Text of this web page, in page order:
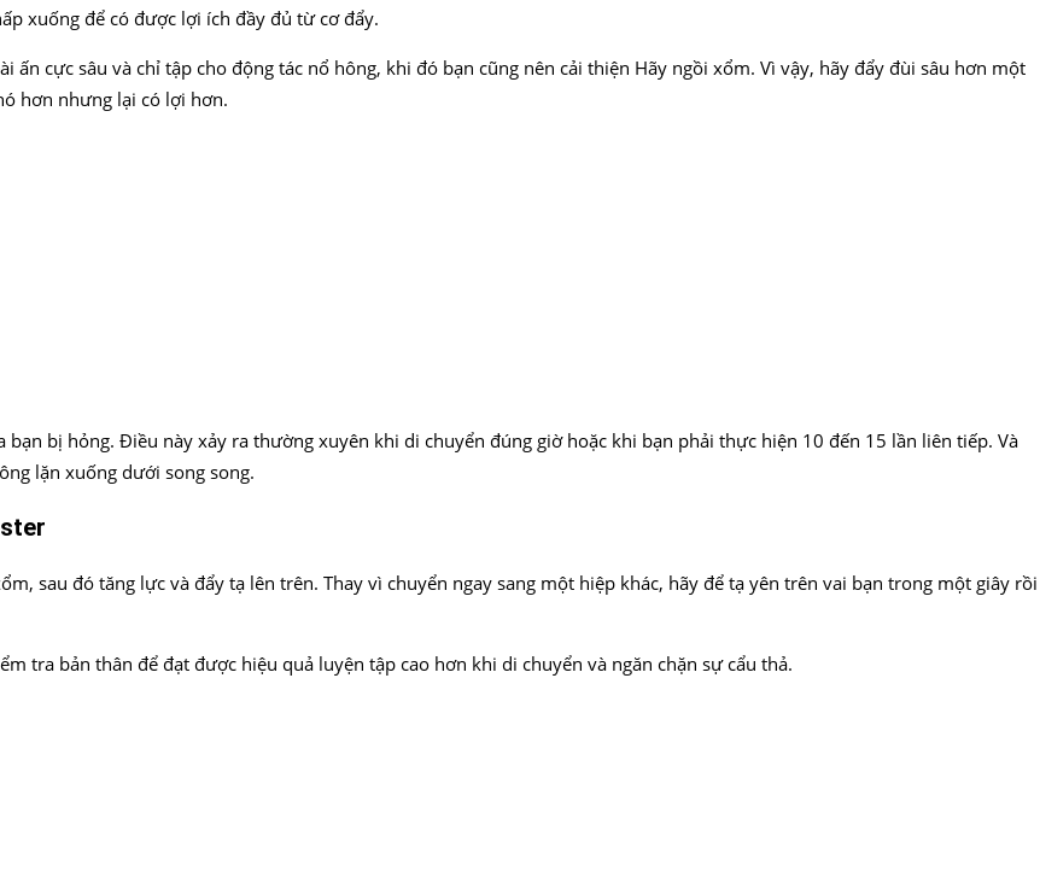
xuống để có được lợi ích đầy đủ từ cơ đẩy.
ấn cực sâu và chỉ tập cho động tác nổ hông, khi đó bạn cũng nên cải thiện Hãy ngồi xổm. Vì vậy, hãy đẩy đùi sâu hơn một
hơn nhưng lại có lợi hơn.
bị hỏng. Điều này xảy ra thường xuyên khi di chuyển đúng giờ hoặc khi bạn phải thực hiện 10 đến 15 lần liên tiếp. Và
lặn xuống dưới song song.
sau đó tăng lực và đẩy tạ lên trên. Thay vì chuyển ngay sang một hiệp khác, hãy để tạ yên trên vai bạn trong một giây rồi
tra bản thân để đạt được hiệu quả luyện tập cao hơn khi di chuyển và ngăn chặn sự cẩu thả.